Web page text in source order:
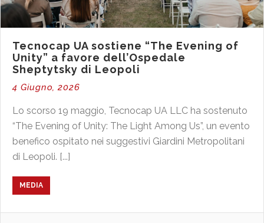
Tecnocap UA sostiene “The Evening of
Unity” a favore dell’Ospedale
Sheptytsky di Leopoli
4 Giugno, 2026
Lo scorso 19 maggio, Tecnocap UA LLC ha sostenuto
“The Evening of Unity: The Light Among Us”, un evento
benefico ospitato nei suggestivi Giardini Metropolitani
di Leopoli. [...]
MEDIA